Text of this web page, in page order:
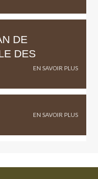
DE
DES